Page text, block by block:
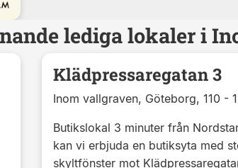
lediga lokaler i
Klädpressaregatan 3
Inom vallgraven, Göteborg, 110 -
Butikslokal 3 minuter från
kan vi erbjuda en butiksyta med
skyltfönster mot